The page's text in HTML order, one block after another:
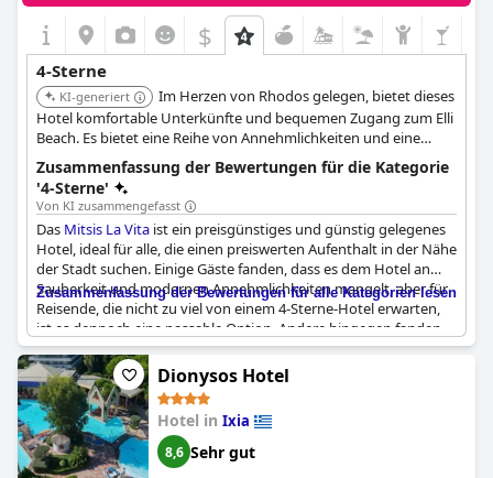
$
4-Sterne
KI-generiert
Im Herzen von Rhodos gelegen, bietet dieses
Hotel komfortable Unterkünfte und bequemen Zugang zum Elli
Beach. Es bietet eine Reihe von Annehmlichkeiten und eine
einladende Atmosphäre. Die zentrale Lage des Hotels und der
freundliche Service machen es zu einer beliebten Wahl.
Zusammenfassung der Bewertungen für die Kategorie
'4-Sterne'
Von KI zusammengefasst
Das Mitsis La Vita ist ein preisgünstiges und günstig gelegenes
Hotel, ideal für alle, die einen preiswerten Aufenthalt in der Nähe
der Stadt suchen. Einige Gäste fanden, dass es dem Hotel an
Sauberkeit und modernen Annehmlichkeiten mangelt, aber für
Reisende, die nicht zu viel von einem 4-Sterne-Hotel erwarten,
ist es dennoch eine passable Option. Andere hingegen fanden
das Preis-Leistungs-Verhältnis ausgezeichnet und lobten die
Lage des Hotels, die Mahlzeiten und das freundliche Personal.
Es gab einige Vorschläge zur Verbesserung des
Frühstücksangebots und zur Renovierung der veralteten Möbel
und Bäder. Alles in allem ist dasMitsis La Vita
einen preisgünstigen Aufenthalt, auch wenn es für ein 4-Sterne-
Hotel nicht unbedingt die luxuriöseste Wahl ist.
Zusammenfassung der Bewertungen für alle Kategorien lesen
Dionysos Hotel
Hotel in Ixia
8,6 Sehr gut